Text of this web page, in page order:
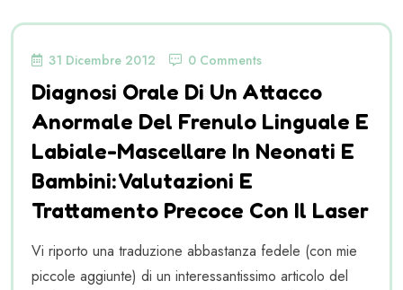
31 Dicembre 2012 0 Comments
Diagnosi Orale Di Un Attacco
Anormale Del Frenulo Linguale E
Labiale-Mascellare In Neonati E
Bambini: Valutazioni E
Trattamento Precoce Con Il Laser
Vi riporto una traduzione abbastanza fedele (con mie
piccole aggiunte) di un interessantissimo articolo del